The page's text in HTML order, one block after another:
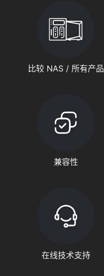
比较 NAS / 所有产品
兼容性
在线技术支持